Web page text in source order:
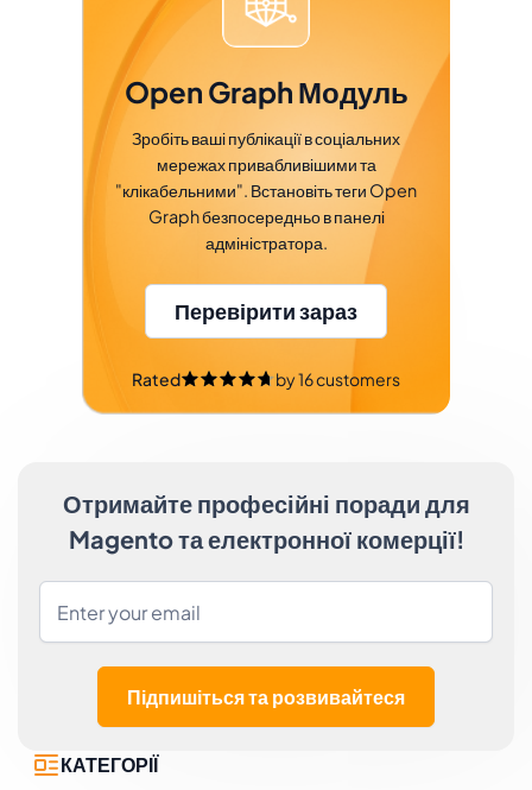
Open Graph Модуль
Зробіть ваші публікації в соціальних
мережах привабливішими та
"клікабельними". Встановіть теги Open
Graph безпосередньо в панелі
адміністратора.
Перевірити зараз
Rated by16customers
Отримайте професійні поради для
Magento та електронної комерції!
Підпишіться та розвивайтеся
КАТЕГОРІЇ